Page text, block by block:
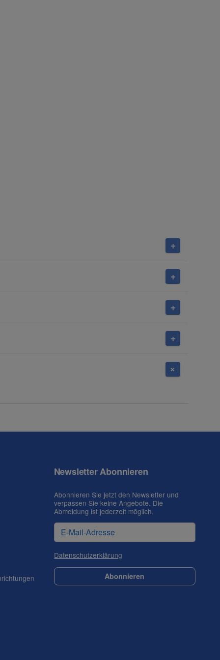
Newsletter Abonnieren
Abonnieren Sie jetzt den Newsletter und
verpassen Sie keine Angebote. Die
Abmeldung ist jederzeit möglich.
Datenschutzerklärung
Abonnieren